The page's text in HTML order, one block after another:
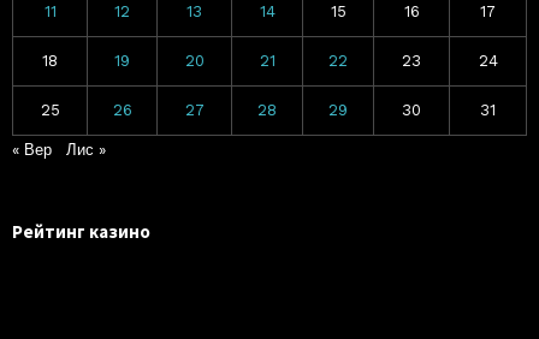
11 12 13 14 15 16 17
18 19 20 21 22 23 24
25 26 27 28 29 30 31
« Вер Лис »
Рейтинг казино